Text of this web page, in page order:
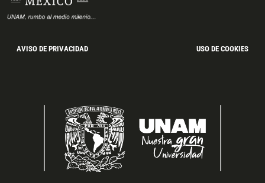
AVISO DE PRIVACIDAD USO DE COOKIES